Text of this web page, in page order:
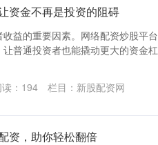
资金不再是投资的阻碍
益的重要因素。网络配资炒股平台
普通投资者也能撬动更大的资金杠
： 194 栏目： 新股配资网
资，助你轻松翻倍